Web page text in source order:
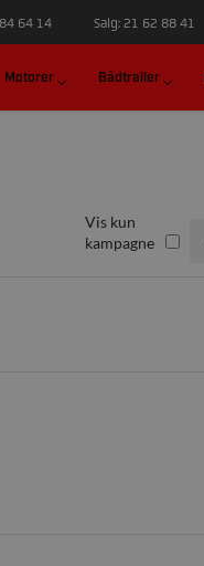
64 14 Salg: 21 62 88 41
Motorer Bådtrailer
Vis kun
kampagne